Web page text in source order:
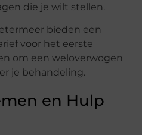
die je wilt stellen.
bieden een
voor het eerste
om een weloverwogen
je behandeling.
en Hulp